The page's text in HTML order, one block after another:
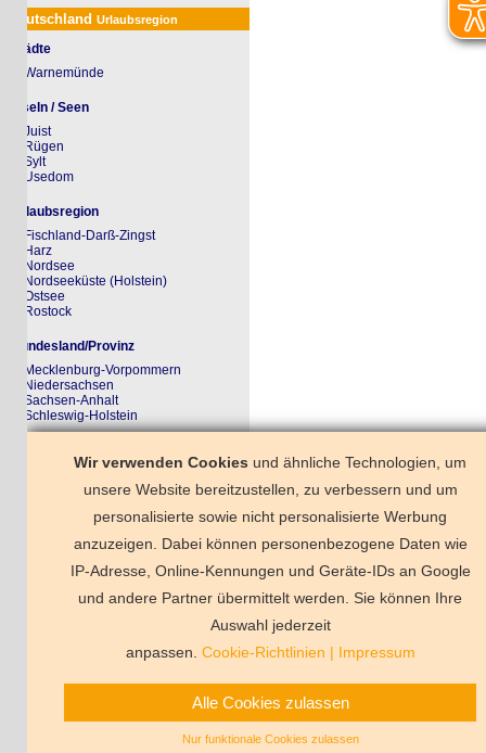
Urlaubsregion
/ Seen
Darß-Zingst
(Holstein)
Provinz
Vorpommern
Anhalt
Holstein
Dierhagen Wieck a. Darß
Deutschland Florida
Frankreich
Wir verwenden Cookies und ähnliche Technologien, um
unsere Website bereitzustellen, zu verbessern und um
personalisierte sowie nicht personalisierte Werbung
anzuzeigen. Dabei können personenbezogene Daten wie
IP-Adresse, Online-Kennungen und Geräte-IDs an Google
und andere Partner übermittelt werden. Sie können Ihre
Auswahl jederzeit
anpassen. Cookie-Richtlinien|Impressum
Alle Cookies zulassen
Nur funktionale Cookies zulassen